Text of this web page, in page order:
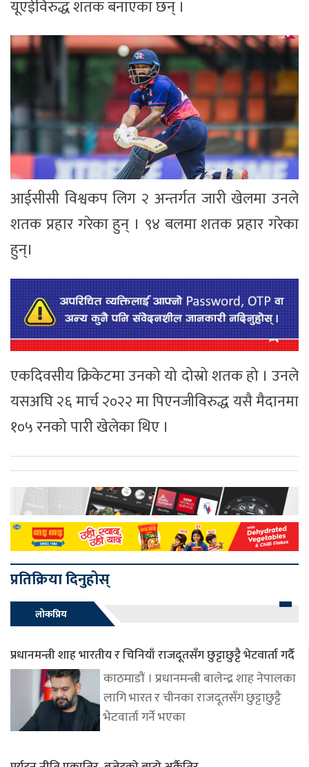
यूएईविरुद्ध शतक बनाएका छन् ।
आईसीसी विश्वकप लिग २ अन्तर्गत जारी खेलमा उनले
शतक प्रहार गरेका हुन् । ९४ बलमा शतक प्रहार गरेका
हुन्।
एकदिवसीय क्रिकेटमा उनको यो दोस्रो शतक हो । उनले
यसअघि २६ मार्च २०२२ मा पिएनजीविरुद्ध यसै मैदानमा
१०५ रनको पारी खेलेका थिए ।
प्रतिक्रिया दिनुहोस्
लोकप्रिय
प्रधानमन्त्री शाह भारतीय र चिनियाँ राजदूतसँग छुट्टाछुट्टै भेटवार्ता गर्दै
काठमाडौं । प्रधानमन्त्री बालेन्द्र शाह नेपालका
लागि भारत र चीनका राजदूतसँग छुट्टाछुट्टै
भेटवार्ता गर्ने भएका